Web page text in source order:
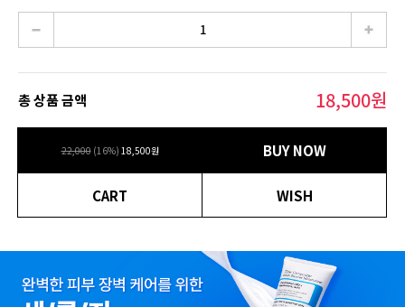
총 상품 금액 18,500원
22,000 (16%) 18,500원 BUY NOW
CART WISH